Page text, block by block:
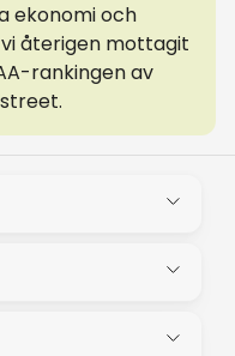
ekonomi och
återigen mottagit
rankingen av